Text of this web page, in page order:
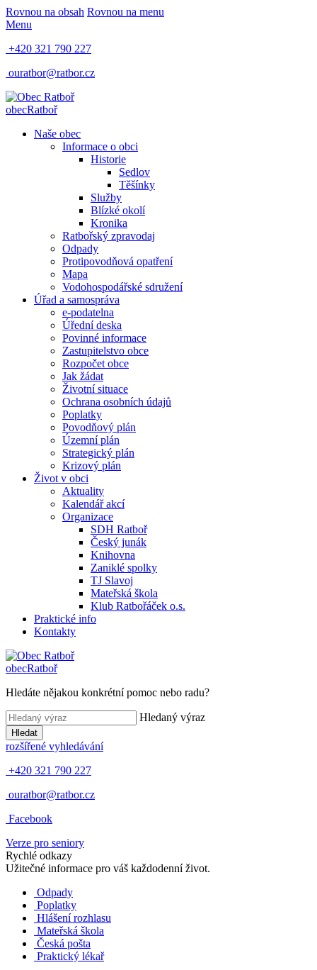
Rovnou na obsah Rovnou na menu
Menu
+420 321 790 227
ouratbor@ratbor.cz
obecRatboř
Naše obec
Informace o obci
Historie
Sedlov
Těšínky
Služby
Blízké okolí
Kronika
Ratbořský zpravodaj
Odpady
Protipovodňová opatření
Mapa
Vodohospodářské sdružení
Úřad a samospráva
e-podatelna
Úřední deska
Povinné informace
Zastupitelstvo obce
Rozpočet obce
Jak žádat
Životní situace
Ochrana osobních údajů
Poplatky
Povodňový plán
Územní plán
Strategický plán
Krizový plán
Život v obci
Aktuality
Kalendář akcí
Organizace
SDH Ratboř
Český junák
Knihovna
Zaniklé spolky
TJ Slavoj
Mateřská škola
Klub Ratbořáček o.s.
Praktické info
Kontakty
obecRatboř
Hledáte nějakou konkrétní pomoc nebo radu?
Hledaný výraz
Hledat
rozšířené vyhledávání
+420 321 790 227
ouratbor@ratbor.cz
Facebook
Verze pro seniory
Rychlé odkazy
Užitečné informace pro váš každodenní život.
Odpady
Poplatky
Hlášení rozhlasu
Mateřská škola
Česká pošta
Praktický lékař